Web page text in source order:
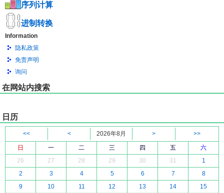
序列计算
进制转换
Information
隐私政策
免责声明
询问
在网站内搜索
日历
<< < 2026年8月 >
>>
日
一 二 三 四 五
六
26
27 28 29 30 31
1
2
3 4 5 6 7
8
9
10 11 12 13 14
15